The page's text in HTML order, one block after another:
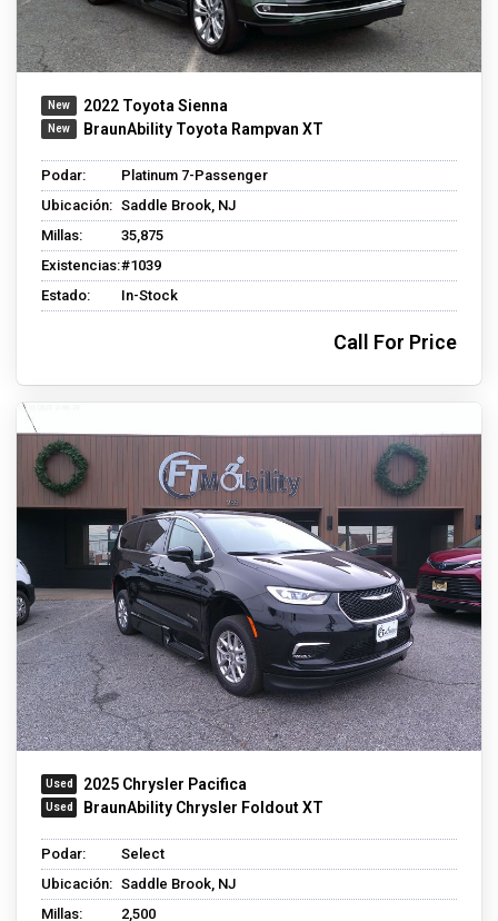
2022 Toyota Sienna
BraunAbility Toyota Rampvan XT
Podar:
Platinum 7-Passenger
Ubicación: Saddle Brook, NJ
Millas:
35,875
Existencias:#1039
Estado:
In-Stock
Call For Price
2025 Chrysler Pacifica
BraunAbility Chrysler Foldout XT
Podar:
Select
Ubicación: Saddle Brook, NJ
Millas:
2,500